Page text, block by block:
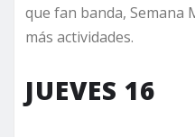
que fan banda, Semana
más actividades.
JUEVES 16